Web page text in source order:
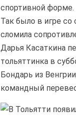
спортивной
Так было в игре со
сломила
Дарья Касаткина
тольяттинка в
Бондарь из
командный